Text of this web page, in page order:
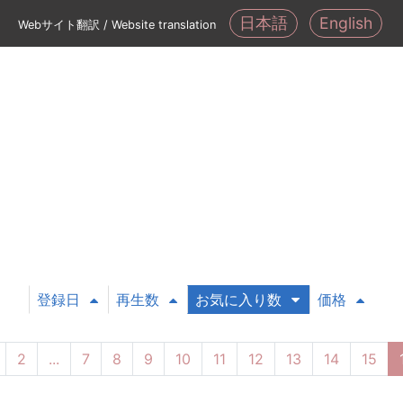
Webサイト翻訳 / Website translation 日本語 English
登録日 再生数 お気に入り数 価格
2 ... 7 8 9 10 11 12 13 14 15